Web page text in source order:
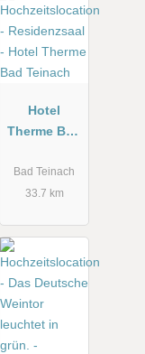
Hotel
Therme Bad
Bad Teinach
33.7 km